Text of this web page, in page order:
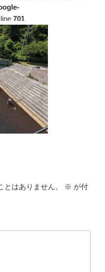
701
はありません。 ※ が付